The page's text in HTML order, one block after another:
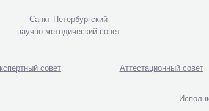
Санкт-Петербургский
научно-методический совет
совет Аттестационный совет